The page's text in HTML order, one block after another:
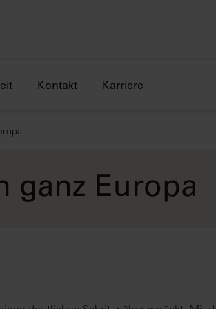
Kontakt Karriere
ganz Europa